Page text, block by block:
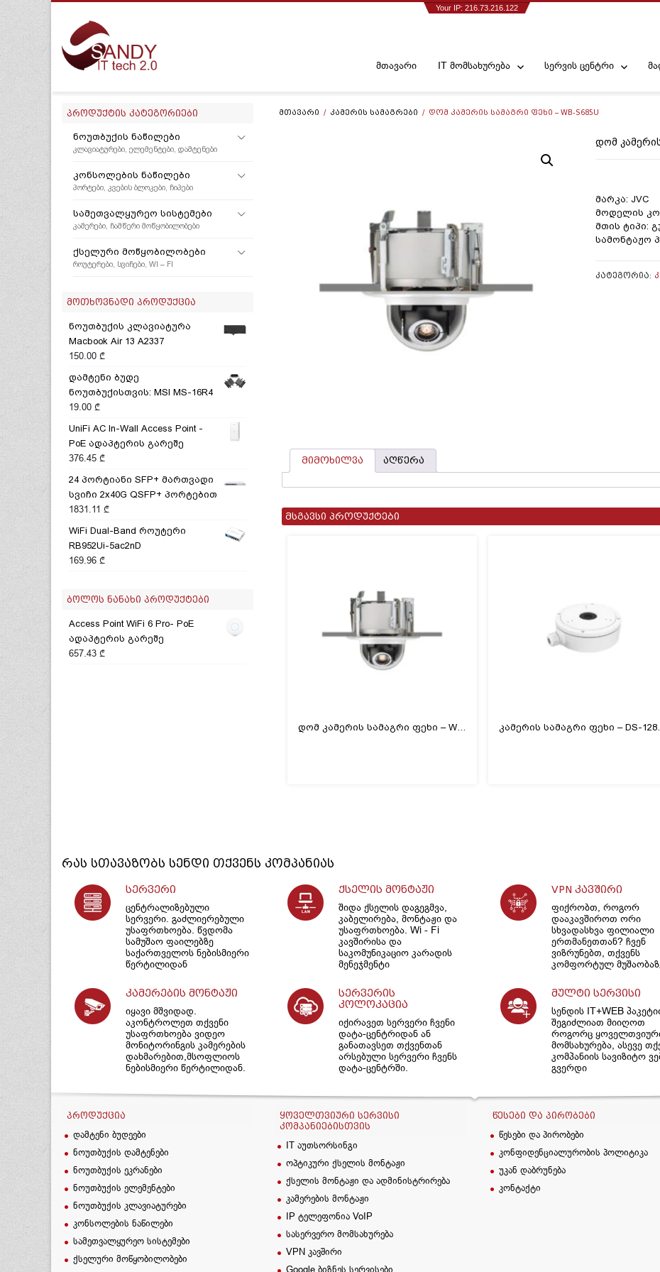
Your IP: 216.73.216.122
მთავარი IT მომსახურება სერვის ცენტრი
ᲞᲠᲝᲓᲣᲥᲢᲘᲡ ᲙᲐᲢᲔᲒᲝᲠᲘᲔᲑᲘ
ᲜᲝᲣᲗᲑᲣᲥᲘᲡ ᲜᲐᲬᲘᲚᲔᲑᲘ
ᲙᲚᲐᲕᲘᲐᲢᲣᲠᲔᲑᲘ, ᲔᲚᲔᲛᲔᲜᲢᲔᲑᲘ, ᲓᲐᲛᲢᲔᲜᲔᲑᲘ
ᲙᲝᲜᲡᲝᲚᲔᲑᲘᲡ ᲜᲐᲬᲘᲚᲔᲑᲘ
ᲞᲝᲠᲢᲔᲑᲘ, ᲙᲕᲔᲑᲘᲡ ᲑᲚᲝᲙᲔᲑᲘ, ᲩᲘᲞᲔᲑᲘ
ᲡᲐᲛᲔᲗᲕᲐᲚᲧᲣᲠᲔᲝ ᲡᲘᲡᲢᲔᲛᲔᲑᲘ
ᲙᲐᲛᲔᲠᲔᲑᲘ, ᲩᲐᲛᲬᲔᲠᲘ ᲛᲝᲬᲧᲝᲑᲘᲚᲝᲑᲔᲑᲘ
ᲥᲡᲔᲚᲣᲠᲘ ᲛᲝᲬᲧᲝᲑᲘᲚᲝᲑᲔᲑᲘ
ᲠᲝᲣᲢᲔᲠᲔᲑᲘ, ᲡᲕᲘᲩᲔᲑᲘ, WI – FI
ᲛᲝᲗᲮᲝᲕᲜᲐᲓᲘ ᲞᲠᲝᲓᲣᲥᲪᲘᲐ
ნოუთბუქის კლავიატურა
Macbook Air 13 A2337
150.00 ₾
დამტენი ბუდე
ნოუთბუქისთვის: MSI MS-16R4
19.00 ₾
UniFi AC In-Wall Access Point -
PoE ადაპტერის გარეშე
376.45 ₾
24 პორტიანი SFP+ მართვადი
სვიჩი 2x40G QSFP+ პორტებით
1831.11 ₾
WiFi Dual-Band როუტერი
RB952Ui-5ac2nD
169.96 ₾
ᲑᲝᲚᲝᲡ ᲜᲐᲜᲐᲮᲘ ᲞᲠᲝᲓᲣᲥᲢᲔᲑᲘ
Access Point WiFi 6 Pro- PoE
ადაპტერის გარეშე
657.43 ₾
ᲛᲗᲐᲕᲐᲠᲘ / ᲙᲐᲛᲔᲠᲘᲡ ᲡᲐᲛᲐᲒᲠᲔᲑᲘ / ᲓᲝᲛ ᲙᲐᲛᲔᲠᲘᲡ ᲡᲐᲛᲐᲒᲠᲘ ᲤᲔᲮᲘ – WB-S685U
ᲓᲝᲛ
მარკა: JVC
მოდელის
მთის ტიპი:
სამონტაჟო
ᲙᲐᲢᲔᲒᲝᲠᲘᲐ:
მიმოხილვა აღწერა
მსგავსი პროდუქტები
დომ კამერის სამაგრი ფეხი – WB-S685U (060204)
რას სთავაზობს სენდი თქვენს კომპანიას
სერვერი
ცენტრალიზებული
სერვერი. გაძლიერებული
უსაფრთხოება. წვდომა
სამუშაო ფაილებზე
საქართველოს ნებისმიერი
წერტილიდან
ქსელის მონტაჟი
შიდა ქსელის დაგეგმვა,
კაბელირება, მონტაჟი და
უსაფრთხოება. Wi - Fi
კავშირისა და
საკომუნიკაციო კარადის
მენეჯმენტი
VPN კავშირი
ფიქრობთ, როგორ
დააკავშიროთ ორი
სხვადასხვა ფილიალი
ერთმანეთთან? ჩვენ
ვიზრუნებთ, თქვენს
კომფორტულ
კამერების მონტაჟი
იყავი მშვიდად.
აკონტროლეთ თქვენი
უსაფრთხოება ვიდეო
მონიტორინგის კამერების
დახმარებით,მსოფლიოს
ნებისმიერი წერტილიდან.
სერვერის
კოლოკაცია
იქირავეთ სერვერი ჩვენი
დატა-ცენტრიდან ან
განათავსეთ თქვენთან
არსებული სერვერი ჩვენს
დატა-ცენტრში.
მულტი სერვისი
სენდის IT+WEB
შეგიძლიათ მიიღოთ
როგორც
მომსახურება, ასევე
კომპანიის სავიზიტო
გვერდი
ᲞᲠᲝᲓᲣᲥᲪᲘᲐ
დამტენი ბუდეები
ნოუთბუქის დამტენები
ნოუთბუქის ეკრანები
ნოუთბუქის ელემენტები
ნოუთბუქის კლავიატურები
კონსოლების ნაწილები
სამეთვალყურეო სისტემები
ქსელური მოწყობილობები
ᲧᲝᲕᲔᲚᲗᲕᲘᲣᲠᲘ ᲡᲔᲠᲕᲘᲡᲘ
ᲙᲝᲛᲞᲐᲜᲘᲔᲑᲘᲡᲗᲕᲘᲡ
IT აუთსორსინგი
ოპტიკური ქსელის მონტაჟი
ქსელის მონტაჟი და ადმინისტრირება
კამერების მონტაჟი
IP ტელეფონია VoIP
სასერვერო მომსახურება
VPN კავშირი
Google ბიზნეს სერვისები
ᲬᲔᲡᲔᲑᲘ ᲓᲐ ᲞᲘᲠᲝᲑᲔᲑᲘ
წესები და პირობები
კონფიდენციალურობის პოლიტიკა
უკან დაბრუნება
კონტაქტი